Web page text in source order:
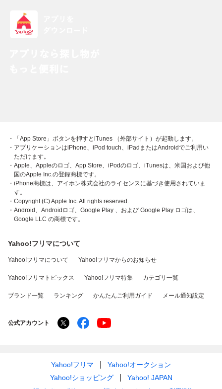
・「App Store」ボタンを押すとiTunes （外部サイト）が起動します。
・アプリケーションはiPhone、iPod touch、iPadまたはAndroidでご利用い
ただけます。
・Apple、Appleのロゴ、App Store、iPodのロゴ、iTunesは、米国および他
国のApple Inc.の登録商標です。
・iPhone商標は、アイホン株式会社のライセンスに基づき使用されていま
す。
・Copyright (C) Apple Inc. All rights reserved.
・Android、Androidロゴ、Google Play 、および Google Play ロゴは、
Google LLC の商標です。
Yahoo!フリマについて
Yahoo!フリマについて Yahoo!フリマからのお知らせ
Yahoo!フリマトピックス Yahoo!フリマ特集 カテゴリ一覧
ブランド一覧 ランキング かんたんご利用ガイド メール通知設定
公式アカウント
Yahoo!フリマ
Yahoo!オークション
Yahoo!ショッピング
Yahoo! JAPAN